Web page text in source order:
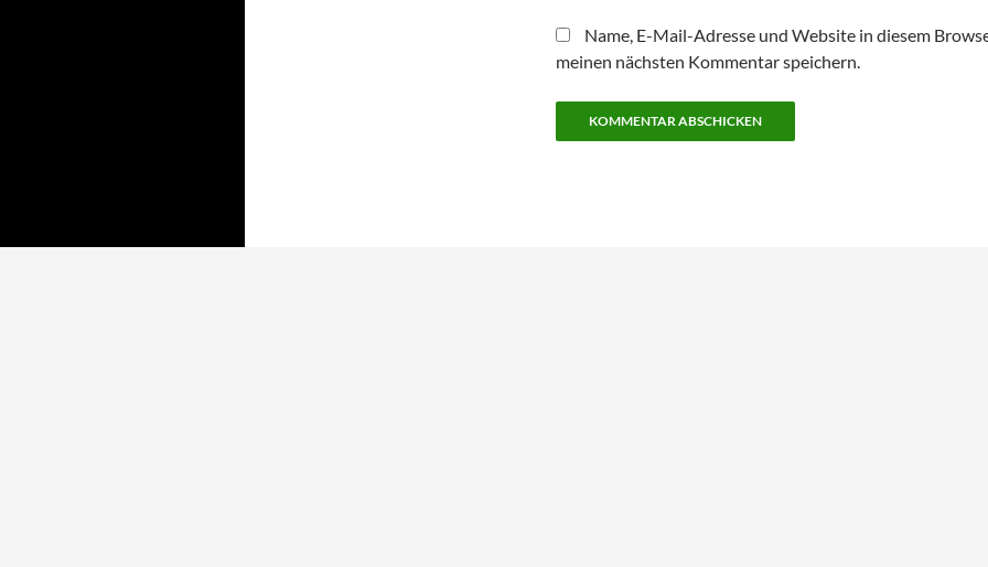
Name, E-Mail-Adresse und Website in diesem
meinen nächsten Kommentar speichern.